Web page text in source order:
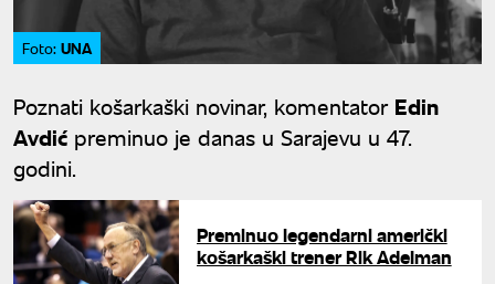
Foto: UNA
Poznati košarkaški novinar, komentator Edin
Avdić preminuo je danas u Sarajevu u 47.
godini.
Preminuo legendarni američki
košarkaški trener Rik Adelman